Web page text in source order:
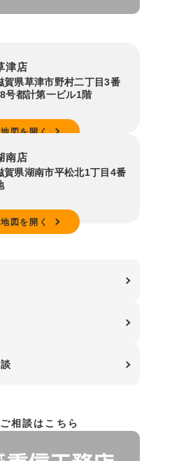
津店
賀県草津市野村二丁目3番
号都計第一ビル1階
地図を開く
南店
賀県湖南市平松北1丁目4番
地図を開く
相談はこちら